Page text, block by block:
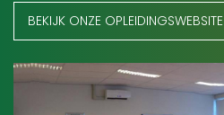
BEKIJK ONZE OPLEIDINGSWEBSITE